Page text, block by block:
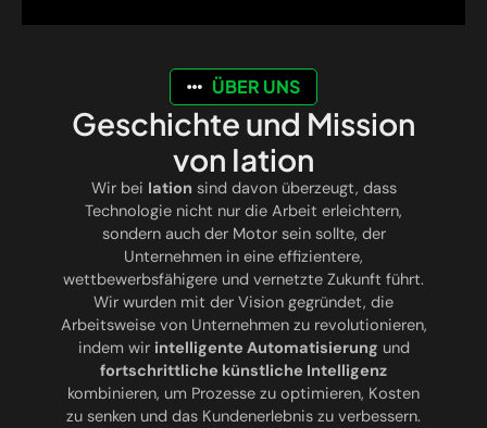
ÜBER UNS
Geschichte und Mission
von Iation
Wir bei Iation sind davon überzeugt, dass
Technologie nicht nur die Arbeit erleichtern,
sondern auch der Motor sein sollte, der
Unternehmen in eine effizientere,
wettbewerbsfähigere und vernetzte Zukunft führt.
Wir wurden mit der Vision gegründet, die
Arbeitsweise von Unternehmen zu revolutionieren,
indem wir intelligente Automatisierung und
fortschrittliche künstliche Intelligenz
kombinieren, um Prozesse zu optimieren, Kosten
zu senken und das Kundenerlebnis zu verbessern.